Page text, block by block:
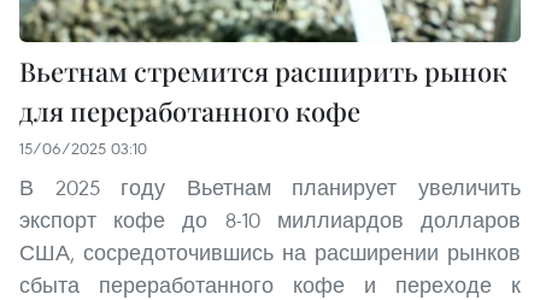
Вьетнам стремится расширить рынок
для переработанного кофе
15/06/2025 03:10
В 2025 году Вьетнам планирует увеличить
экспорт кофе до 8-10 миллиардов долларов
США, сосредоточившись на расширении рынков
сбыта переработанного кофе и переходе к